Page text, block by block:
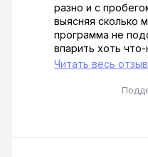
разно и с
выясняя сколько
программа не
впарить хоть
машины, может
рассказывают
Читать весь отзыв